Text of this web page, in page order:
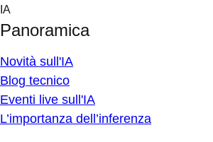
Skip
content
IA
Panoramica
Novità sull'IA
Blog tecnico
Eventi live sull'IA
L’importanza dell’inferenza